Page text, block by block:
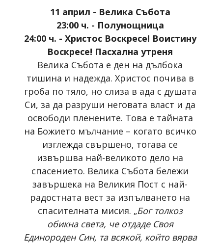
11 април - Велика Събота
23:00 ч. - Полунощница
24:00 ч. - Христос Воскресе! Воистину
Воскресе! Пасхална утреня
Велика Събота е ден на дълбока
тишина и надежда. Христос почива в
гроба по тяло, но слиза в ада с душата
Си, за да разруши неговата власт и да
освободи пленените. Това е тайната
на Божието мълчание – когато всичко
изглежда свършено, тогава се
извършва най-великото дело на
спасението. Велика Събота бележи
завършека на Великия Пост с най-
радостната вест за изпълването на
спасителната мисия. „Бог толкоз
обикна света, че отдаде Своя
Единороден Син, та всякой, който вярва